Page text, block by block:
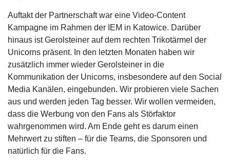
Auftakt der Partnerschaft war eine Video-Content
Kampagne im Rahmen der IEM in Katowice. Darüber
hinaus ist Gerolsteiner auf dem rechten Trikotärmel der
Unicorns präsent. In den letzten Monaten haben wir
zusätzlich immer wieder Gerolsteiner in die
Kommunikation der Unicorns, insbesondere auf den Social
Media Kanälen, eingebunden. Wir probieren viele Sachen
aus und werden jeden Tag besser. Wir wollen vermeiden,
dass die Werbung von den Fans als Störfaktor
wahrgenommen wird. Am Ende geht es darum einen
Mehrwert zu stiften – für die Teams, die Sponsoren und
natürlich für die Fans.